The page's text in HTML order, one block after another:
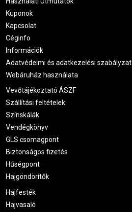
Kuponok
Kapcsolat
Céginfo
Információk
Adatvédelmi és adatkezelési szabályzat
Webáruház használata
Vevőtájékoztató ÁSZF
Szállítási feltételek
Színskálák
Vendégkönyv
GLS csomagpont
Biztonságos fizetés
Hűségpont
Hajgöndörítők
Hajfesték
Hajvasaló